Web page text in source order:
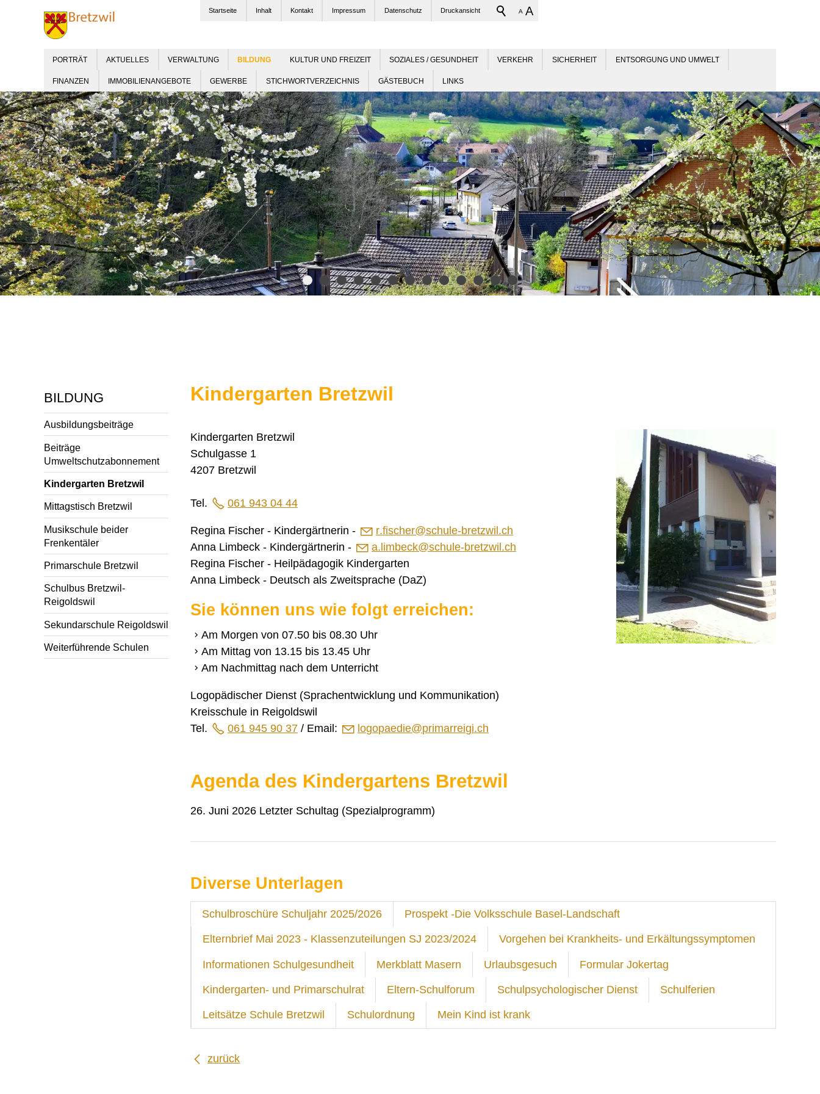
PORTRÄT AKTUELLES VERWALTUNG KULTUR UND FREIZEIT SOZIALES / GESUNDHEIT VERKEHR SICHERHEIT ENTSORGUNG UND UMWELT
FINANZEN IMMOBILIENANGEBOTE GEWERBE STICHWORTVERZEICHNIS GÄSTEBUCH LINKS
Startseite Inhalt Kontakt Impressum Datenschutz Druckansicht A A
BILDUNG
Ausbildungsbeiträge
Beiträge
Umweltschutzabonnement
Kindergarten Bretzwil
Mittagstisch Bretzwil
Musikschule beider
Frenkentäler
Primarschule Bretzwil
Schulbus Bretzwil-
Reigoldswil
Sekundarschule Reigoldswil
Weiterführende Schulen
Kindergarten Bretzwil
Kindergarten Bretzwil
Schulgasse 1
4207 Bretzwil
Tel. 061 943 04 44
Regina Fischer - Kindergärtnerin - r f sch r sch l -br tzw l ch
Anna Limbeck - Kindergärtnerin -
a.limbeck@schule-bretzwil.ch
Regina Fischer - Heilpädagogik Kindergarten
Anna Limbeck - Deutsch als Zweitsprache (DaZ)
Sie können uns wie folgt erreichen:
Am Morgen von 07.50 bis 08.30 Uhr
Am Mittag von 13.15 bis 13.45 Uhr
Am Nachmittag nach dem Unterricht
Logopädischer Dienst (Sprachentwicklung und Kommunikation)
Kreisschule in Reigoldswil
Tel.
061 945 90 37 / Email: g p d pr m rr g ch
Agenda des Kindergartens Bretzwil
26. Juni 2026 Letzter Schultag (Spezialprogramm)
Diverse Unterlagen
Schulbroschüre Schuljahr 2025/2026 Prospekt -Die Volksschule Basel-Landschaft
Elternbrief Mai 2023 - Klassenzuteilungen SJ 2023/2024 Vorgehen bei Krankheits- und Erkältungssymptomen
Informationen Schulgesundheit Merkblatt Masern Urlaubsgesuch Formular Jokertag
Kindergarten- und Primarschulrat Eltern-Schulforum Schulpsychologischer Dienst Schulferien
Leitsätze Schule Bretzwil Schulordnung Mein Kind ist krank
zurück